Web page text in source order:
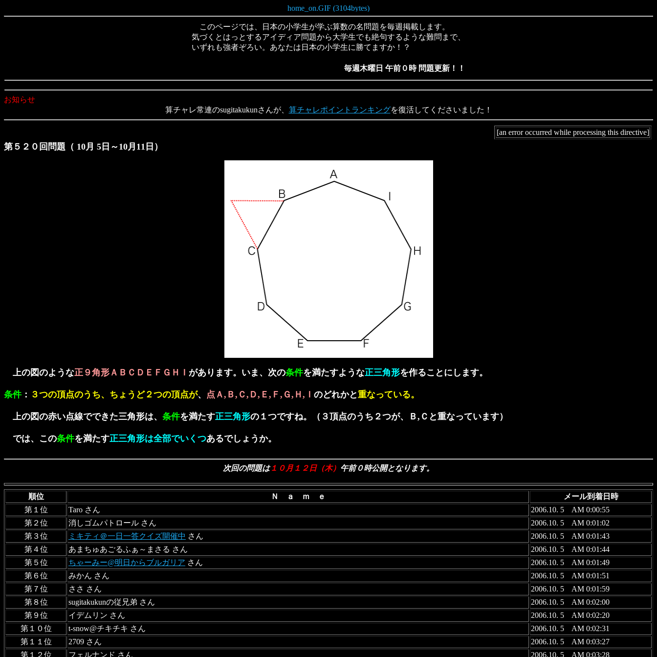
このページでは、日本の小学生が学ぶ算数の名問題を毎週掲載します。
気づくとはっとするアイディア問題から大学生でも絶句するような難問まで、
いずれも強者ぞろい。あなたは日本の小学生に勝てますか！？
毎週木曜日 午前０時 問題更新！！
お知らせ
算チャレ常連のsugitakukunさんが、 算チャレポイントランキングを復活してくださいました！
[an error occurred while processing this directive]
第５２０回問題（ 10月 5日～10月11日）
上の図のような正９角形ＡＢＣＤＥＦＧＨＩ があります。いま、次の条件を満たすような正三角形を作ることにします。
条件： ３つの頂点のうち、ちょうど２つの頂点が、 点Ａ,Ｂ,Ｃ,Ｄ,Ｅ,Ｆ,Ｇ,Ｈ,Ｉ のどれかと重なっている。
上の図の赤い点線でできた三角形は、 条件を満たす正三角形の１つですね。（３頂点のうち２つが、Ｂ,Ｃと重なっています）
では、この条件を満たす正三角形は全部でいくつあるでしょうか。
次回の問題は１０月１２日（木） 午前０時公開となります。
順位 Ｎ ａ ｍ ｅ
メール到着日時
第１位
Taro さん
2006.10. 5 AM 0:00:55
第２位
消しゴムパトロール さん
2006.10. 5 AM 0:01:02
第３位
ミキティ＠一日一答クイズ開催中 さん
2006.10. 5 AM 0:01:43
第４位
あまちゅあごるふぁ～まさる さん
2006.10. 5 AM 0:01:44
第５位
ちゃーみー@明日からブルガリア さん
2006.10. 5 AM 0:01:49
第６位
みかん さん
2006.10. 5 AM 0:01:51
第７位
ささ さん
2006.10. 5 AM 0:01:59
第８位
sugitakukunの従兄弟 さん
2006.10. 5 AM 0:02:00
第９位
イデムリン さん
2006.10. 5 AM 0:02:20
第１０位
t-snow@チキチキ さん
2006.10. 5 AM 0:02:31
第１１位
2709 さん
2006.10. 5 AM 0:03:27
第１２位
フェルナンド さん
2006.10. 5 AM 0:03:28